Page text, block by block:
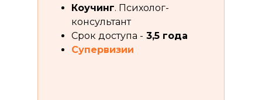
Коучинг. Психолог-
консультант
Срок доступа - 3,5 года
Супервизии